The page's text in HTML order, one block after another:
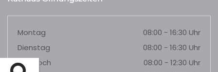
Montag
08:00 - 16:30 Uhr
Dienstag
08:00 - 16:30 Uhr
Mittwoch
08:00 - 12:30 Uhr